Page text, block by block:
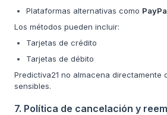
Plataformas alternativas como
Los métodos pueden incluir:
Tarjetas de crédito
Tarjetas de débito
Predictiva21 no almacena directamente
sensibles.
7. Política de cancelación y